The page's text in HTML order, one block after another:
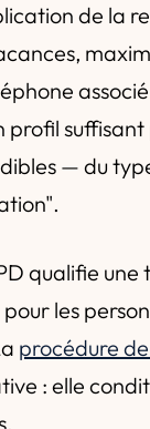
de la
profil
— du
qualifie
les
procédure
: elle